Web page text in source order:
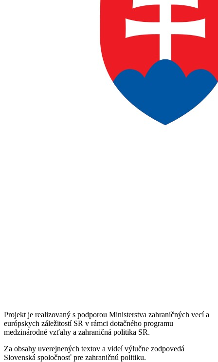
Projekt je realizovaný s podporou Ministerstva zahraničných vecí a
európskych záležitostí SR v rámci dotačného programu
medzinárodné vzťahy a zahraničná politika SR.
Za obsahy uverejnených textov a videí výlučne zodpovedá
Slovenská spoločnosť pre zahraničnú politiku.